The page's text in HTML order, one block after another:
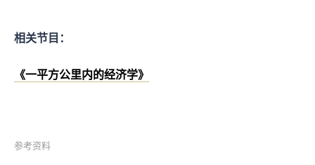
相关节目：
《一平方公里内的经济学》
参考资料